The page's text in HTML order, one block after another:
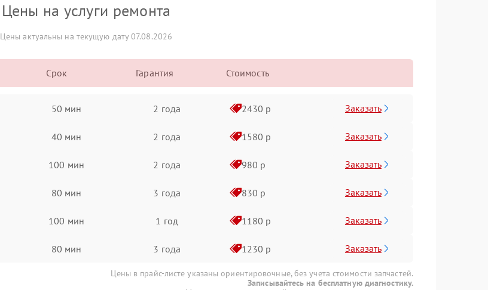
Цены на услуги ремонта
Цены актуальны на текущую дату 07.08.2026
Срок Гарантия Стоимость
50 мин 2 года 2430 р Заказать
40 мин 2 года 1580 р Заказать
100 мин 2 года 980 р Заказать
80 мин 3 года 830 р Заказать
100 мин 1 год 1180 р Заказать
80 мин 3 года 1230 р Заказать
Цены в прайс-листе указаны ориентировочные, без учета стоимости запчастей.
Записывайтесь на бесплатную диагностику.